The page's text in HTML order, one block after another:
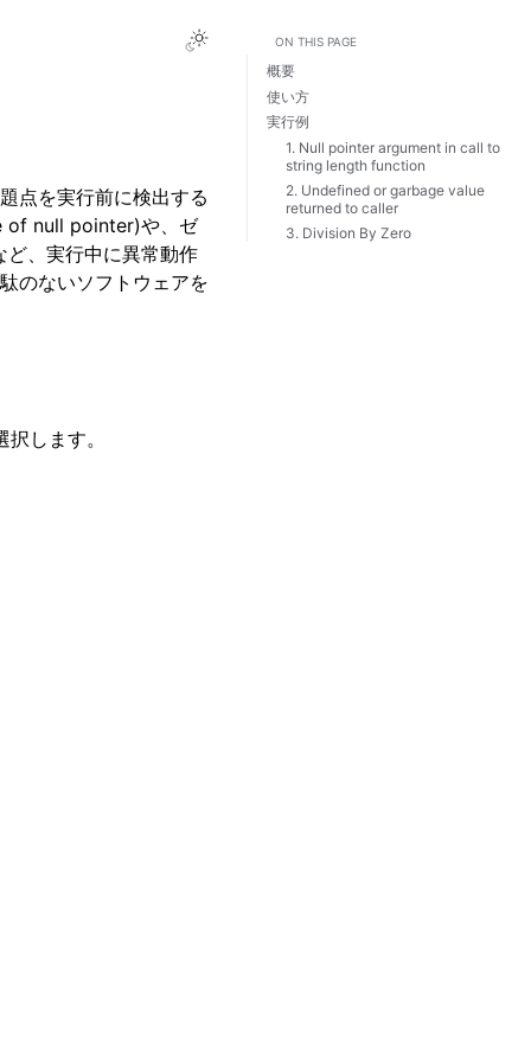
Toggle Light / Dark / Auto color
点を実行前に検出する
of null pointer)や、ゼ
、実行中に異常動作
のないソフトウェアを
します。
ON THIS PAGE
概要
使い方
実行例
1. Null pointer argument in call to
string length function
2. Undefined or garbage value
returned to caller
3. Division By Zero